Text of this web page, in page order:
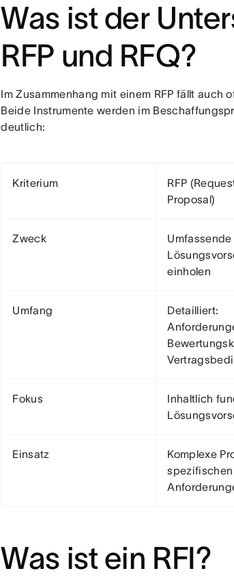
Was ist der
RFP und RFQ?
Im Zusammenhang mit einem RFP fällt auch
Beide Instrumente werden im
deutlich:
Kriterium
RFP
Proposal)
Zweck
Umfassende
einholen
Umfang
Detailliert:
Fokus
Inhaltlich
Einsatz
Komplexe
spezifischen
Was ist ein RFI?